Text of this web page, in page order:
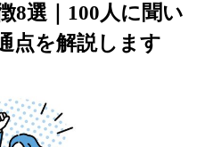
8選｜100人に聞い
点を解説します